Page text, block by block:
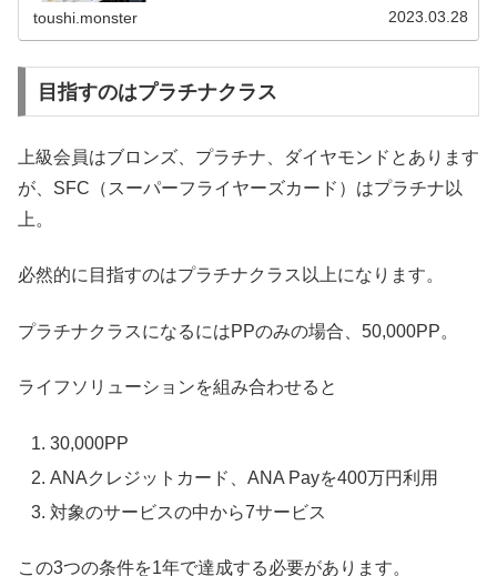
toushi.monster 2023.03.28
目指すのはプラチナクラス
上級会員はブロンズ、プラチナ、ダイヤモンドとあります
が、SFC（スーパーフライヤーズカード）はプラチナ以
上。
必然的に目指すのはプラチナクラス以上になります。
プラチナクラスになるにはPPのみの場合、50,000PP。
ライフソリューションを組み合わせると
30,000PP
ANAクレジットカード、ANA Payを400万円利用
対象のサービスの中から7サービス
この3つの条件を1年で達成する必要があります。